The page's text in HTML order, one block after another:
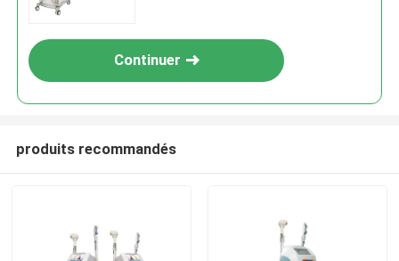
Continuer
produits recommandés